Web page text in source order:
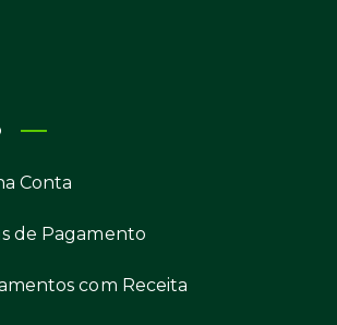
Conta
de Pagamento
com Receita